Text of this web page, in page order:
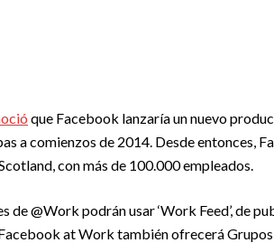
que Facebook lanzaría un nuevo
a comienzos de 2014. Desde entonces,
con más de 100.000 empleados.
de @Work podrán usar ‘Work Feed’, de
at Work también ofrecerá